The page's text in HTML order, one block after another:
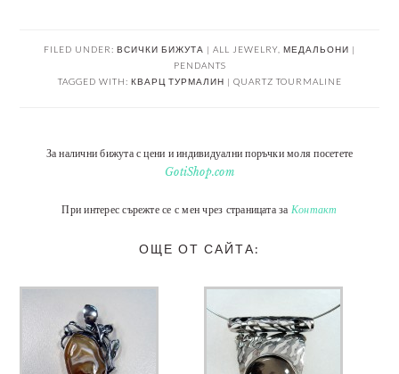
FILED UNDER: ВСИЧКИ БИЖУТА | ALL JEWELRY МЕДАЛЬОНИ |
PENDANTS
TAGGED WITH: КВАРЦ ТУРМАЛИН | QUARTZ TOURMALINE
За налични бижута с цени и индивидуални поръчки моля посетете
GotiShop.com
При интерес сърежте се с мен чрез страницата за Контакт
ОЩЕ ОТ САЙТА: